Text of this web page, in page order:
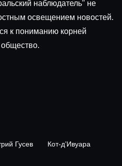
наблюдатель" не
освещением новостей.
к пониманию корней
Гусев Кот-д’Ивуара